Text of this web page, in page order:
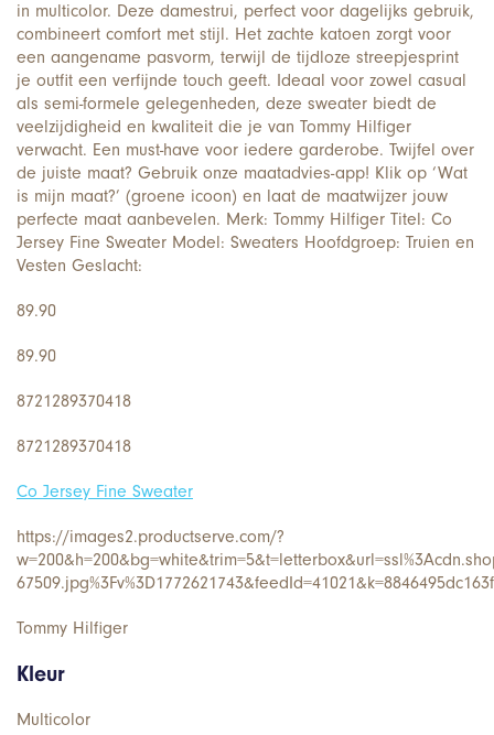
in multicolor. Deze damestrui, perfect voor dagelijks gebruik,
combineert comfort met stijl. Het zachte katoen zorgt voor
een aangename pasvorm, terwijl de tijdloze streepjesprint
je outfit een verfijnde touch geeft. Ideaal voor zowel casual
als semi-formele gelegenheden, deze sweater biedt de
veelzijdigheid en kwaliteit die je van Tommy Hilfiger
verwacht. Een must-have voor iedere garderobe. Twijfel over
de juiste maat? Gebruik onze maatadvies-app! Klik op ‘Wat
is mijn maat?’ (groene icoon) en laat de maatwijzer jouw
perfecte maat aanbevelen. Merk: Tommy Hilfiger Titel: Co
Jersey Fine Sweater Model: Sweaters Hoofdgroep: Truien en
Vesten Geslacht:
89.90
89.90
8721289370418
8721289370418
Co Jersey Fine Sweater
https://images2.productserve.com/?
Tommy Hilfiger
Kleur
Multicolor